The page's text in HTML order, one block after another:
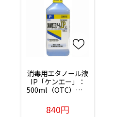
消毒用エタノール液
IP「ケンエー」：
500ml（OTC）【※
ります】【※離島・
沖縄は船便となりま
840円